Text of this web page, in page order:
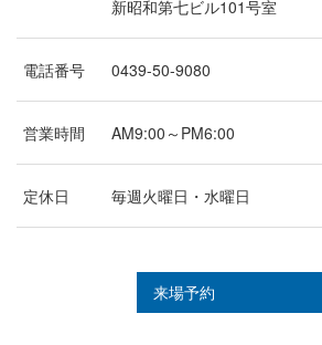
君
津
市、
袖
浦
市、
原
新昭和第七ビル101号室
電話番号 0439-50-9080
営業時間 AM9:00～PM6:00
定休日 毎週火曜日・水曜日
来場予約